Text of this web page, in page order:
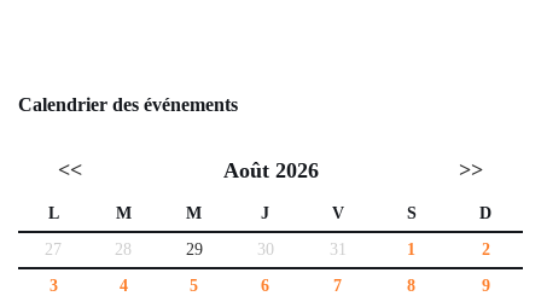
Calendrier des événements
<< Août 2026 >>
L M M J V S
D
27
28 29 30 31 1
2
3
4 5 6 7 8
9